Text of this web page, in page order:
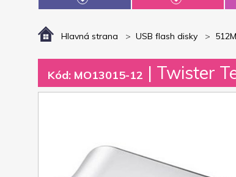
Hlavná strana USB flash disky
Kód: MO13015-12 | Twister